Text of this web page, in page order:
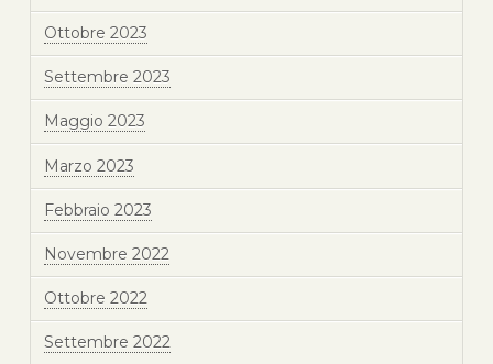
Ottobre 2023
Settembre 2023
Maggio 2023
Marzo 2023
Febbraio 2023
Novembre 2022
Ottobre 2022
Settembre 2022